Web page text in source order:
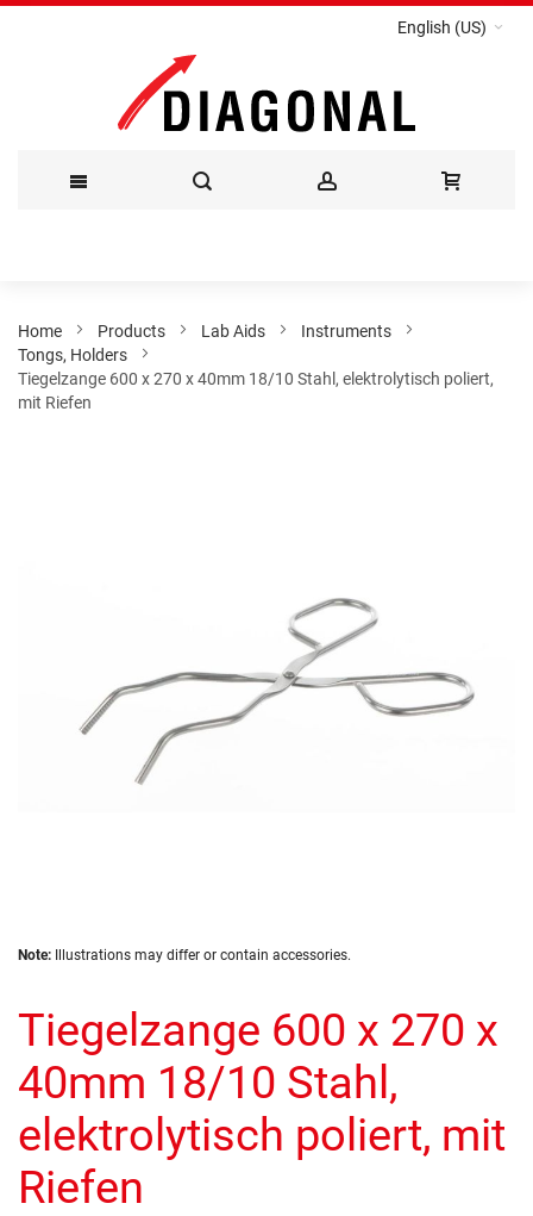
English (US)
Content
Home Products Lab Aids
Instruments
Tongs, Holders
Tiegelzange 600 x 270 x 40mm 18/10 Stahl, elektrolytisch poliert,
mit Riefen
Skip
beginning
of
the
images
gallery
Note: Illustrations may differ or contain accessories.
Tiegelzange 600 x 270 x
40mm 18/10 Stahl,
elektrolytisch poliert, mit
Riefen